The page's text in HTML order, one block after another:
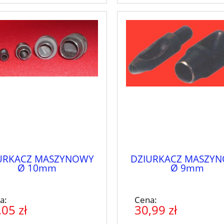
MASZYNOWY
Ø 10mm
zł
DZIURKACZ
Ø 9mm
Cena:
30,99 zł